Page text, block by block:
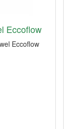
Eccoflow
Eccoflow